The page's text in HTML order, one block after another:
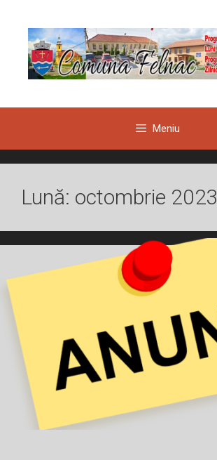
conținut
Meniu
Lună: octombrie 2023